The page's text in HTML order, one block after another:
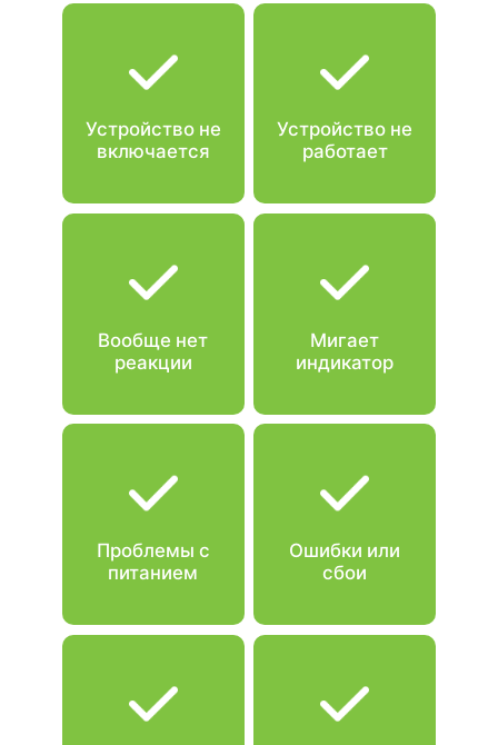
Устройство не
включается
Устройство не
работает
Вообще нет
реакции
Мигает
индикатор
Проблемы с
питанием
Ошибки или
сбои